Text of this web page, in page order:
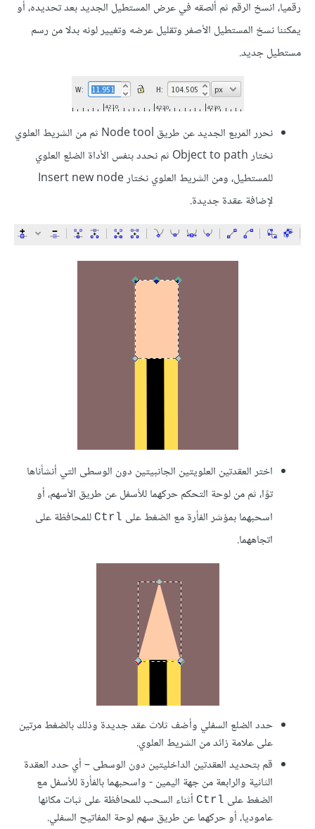
رقميا، انسخ الرقم ثم ألصقه في عرض المستطيل الجديد بعد تحديده، أو
يمكننا نسخ المستطيل الأصفر وتقليل عرضه وتغيير لونه بدلا من رسم
مستطيل جديد.
نحرر المربع الجديد عن طريق Node tool ثم من الشريط العلوي
نختار Object to path ثم نحدد بنفس الأداة الضلع العلوي
للمستطيل، ومن الشريط العلوي نختار Insert new node
لإضافة عقدة جديدة.
اختر العقدتين العلويتين الجانبيتين دون الوسطى التي أنشأناها
توًا، ثم من لوحة التحكم حركهما للأسفل عن طريق الأسهم، أو
اسحبهما بمؤشر الفأرة مع الضغط على Ctrl للمحافظة على
اتجاههما.
حدد الضلع السفلي وأضف ثلاث عقد جديدة وذلك بالضغط مرتين
على علامة زائد من الشريط العلوي.
قم بتحديد العقدتين الداخليتين دون الوسطى – أي حدد العقدة
الثانية والرابعة من جهة اليمين - واسحبهما بالفأرة للأسفل مع
الضغط على Ctrl أثناء السحب للمحافظة على ثبات مكانها
عاموديا، أو حركهما عن طريق سهم لوحة المفاتيح السفلي.